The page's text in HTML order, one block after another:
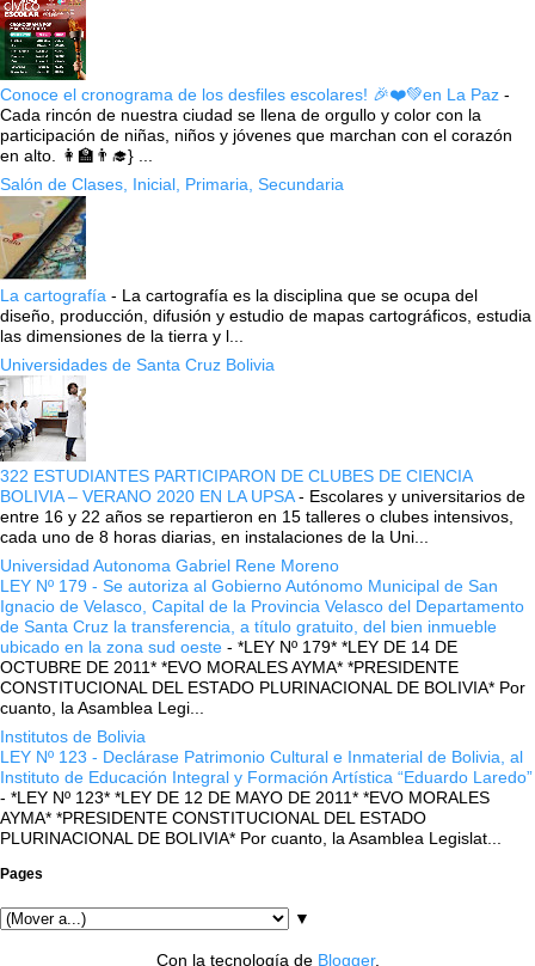
Conoce el cronograma de los desfiles escolares! 🎉❤️💚en La Paz -
Cada rincón de nuestra ciudad se llena de orgullo y color con la
participación de niñas, niños y jóvenes que marchan con el corazón
en alto. 👩‍🏫👨‍🎓} ...
Salón de Clases, Inicial, Primaria, Secundaria
La cartografía - La cartografía es la disciplina que se ocupa del
diseño, producción, difusión y estudio de mapas cartográficos, estudia
las dimensiones de la tierra y l...
Universidades de Santa Cruz Bolivia
322 ESTUDIANTES PARTICIPARON DE CLUBES DE CIENCIA
BOLIVIA – VERANO 2020 EN LA UPSA- Escolares y universitarios de
entre 16 y 22 años se repartieron en 15 talleres o clubes intensivos,
cada uno de 8 horas diarias, en instalaciones de la Uni...
Universidad Autonoma Gabriel Rene Moreno
LEY Nº 179 - Se autoriza al Gobierno Autónomo Municipal de San
Ignacio de Velasco, Capital de la Provincia Velasco del Departamento
de Santa Cruz la transferencia, a título gratuito, del bien inmueble
ubicado en la zona sud oeste - *LEY Nº 179* *LEY DE 14 DE
OCTUBRE DE 2011* *EVO MORALES AYMA* *PRESIDENTE
CONSTITUCIONAL DEL ESTADO PLURINACIONAL DE BOLIVIA* Por
cuanto, la Asamblea Legi...
Institutos de Bolivia
LEY Nº 123 - Declárase Patrimonio Cultural e Inmaterial de Bolivia, al
Instituto de Educación Integral y Formación Artística “Eduardo Laredo”
- *LEY Nº 123* *LEY DE 12 DE MAYO DE 2011* *EVO MORALES
AYMA* *PRESIDENTE CONSTITUCIONAL DEL ESTADO
PLURINACIONAL DE BOLIVIA* Por cuanto, la Asamblea Legislat...
Pages
▼
Con la tecnología de Blogger.